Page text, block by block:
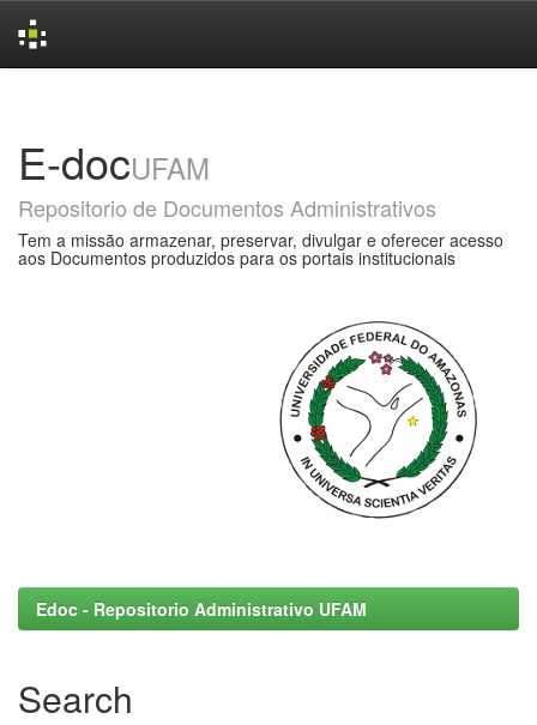
E-docUFAM
Repositorio de Documentos Administrativos
Tem a missão armazenar, preservar, divulgar e oferecer acesso
aos Documentos produzidos para os portais institucionais
Edoc - Repositorio Administrativo UFAM
Search